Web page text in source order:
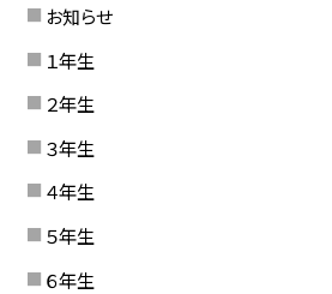
お知らせ
１年生
２年生
３年生
４年生
５年生
６年生